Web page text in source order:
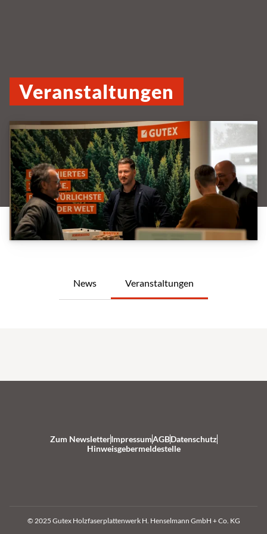
Veranstaltungen
News Veranstaltungen
Zum NewsletterImpressumAGBDatenschutz
Hinweisgebermeldestelle
© 2025 Gutex Holzfaserplattenwerk H. Henselmann GmbH + Co. KG